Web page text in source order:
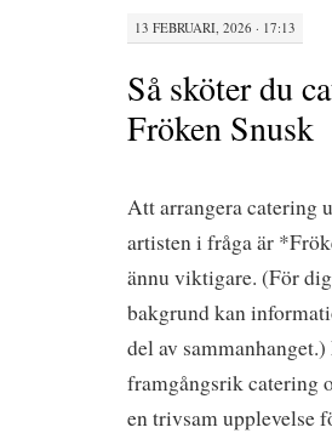
13 FEBRUARI, 2026 · 17:13
Så sköter du
Fröken Snusk
Att arrangera catering
artisten i fråga är
ännu viktigare. (För
bakgrund kan
del av
framgångsrik catering
en trivsam upplevelse